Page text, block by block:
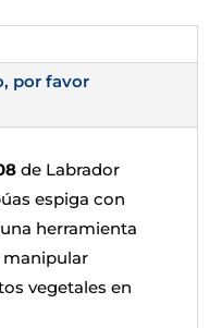
por favor
de Labrador
espiga con
herramienta
manipular
vegetales en